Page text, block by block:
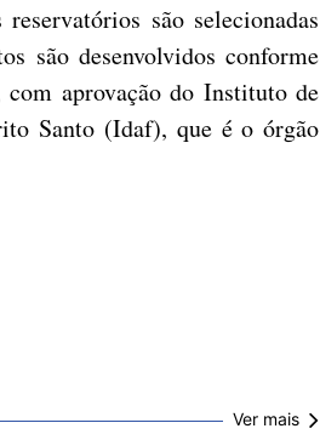
são selecionadas
são desenvolvidos conforme
aprovação do Instituto de
Santo (Idaf), que é o órgão
Ver mais